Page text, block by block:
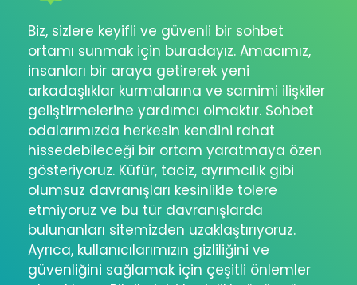
Biz, sizlere keyifli ve güvenli bir sohbet
ortamı sunmak için buradayız. Amacımız,
insanları bir araya getirerek yeni
arkadaşlıklar kurmalarına ve samimi ilişkiler
geliştirmelerine yardımcı olmaktır. Sohbet
odalarımızda herkesin kendini rahat
hissedebileceği bir ortam yaratmaya özen
gösteriyoruz. Küfür, taciz, ayrımcılık gibi
olumsuz davranışları kesinlikle tolere
etmiyoruz ve bu tür davranışlarda
bulunanları sitemizden uzaklaştırıyoruz.
Ayrıca, kullanıcılarımızın gizliliğini ve
güvenliğini sağlamak için çeşitli önlemler